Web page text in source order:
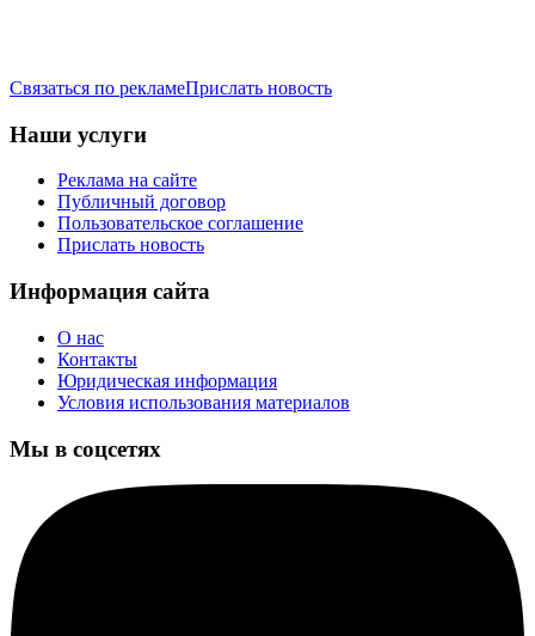
Связаться по рекламеПрислать новость
Наши услуги
Реклама на сайте
Публичный договор
Пользовательское соглашение
Прислать новость
Информация сайта
О нас
Контакты
Юридическая информация
Условия использования материалов
Мы в соцсетях